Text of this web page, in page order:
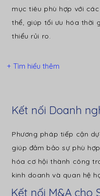
mục tiêu phù hợp với
thể, giúp tối ưu hóa thời
thiểu rủi ro.
+ Tìm hiểu thêm
Kết nối Doanh
Phương pháp tiếp cận
giúp đảm bảo sự phù
hóa cơ hội thành công
kinh doanh và quan hệ
Kết nối M&A cho